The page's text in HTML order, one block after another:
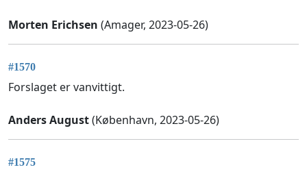
Morten Erichsen (Amager, 2023-05-26)
#1570
Forslaget er vanvittigt.
Anders August(København, 2023-05-26)
#1575